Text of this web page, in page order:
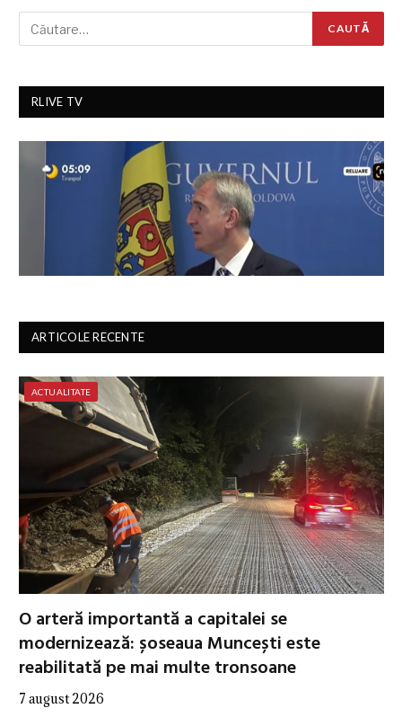
RLIVE TV
ARTICOLE RECENTE
ACTUALITATE
O arteră importantă a capitalei se
modernizează: șoseaua Muncești este
reabilitată pe mai multe tronsoane
7 august 2026